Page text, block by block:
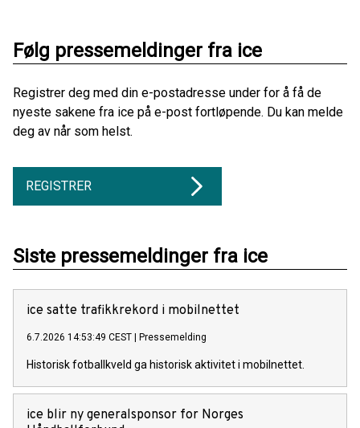
Følg pressemeldinger fra ice
Registrer deg med din e-postadresse under for å få de
nyeste sakene fra ice på e-post fortløpende. Du kan melde
deg av når som helst.
REGISTRER
Siste pressemeldinger fra ice
ice satte trafikkrekord i mobilnettet
6.7.2026 14:53:49 CEST Pressemelding
Historisk fotballkveld ga historisk aktivitet i mobilnettet.
ice blir ny generalsponsor for Norges